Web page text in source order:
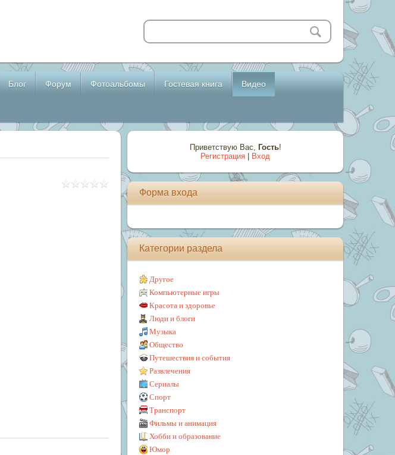
Блог Форум Фотоальбомы Гостевая книга Видео
Приветствую Вас, Гость!
Регистрация
Вход
Форма входа
Категории раздела
Другое
Компьютерные игры
Красота и здоровье
Люди и блоги
Музыка
Общество
Путешествия и события
Развлечения
Сериалы
Спорт
Транспорт
Фильмы и анимация
Хобби и образование
Юмор